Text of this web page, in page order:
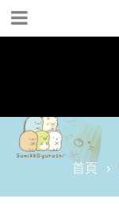
首頁 ›